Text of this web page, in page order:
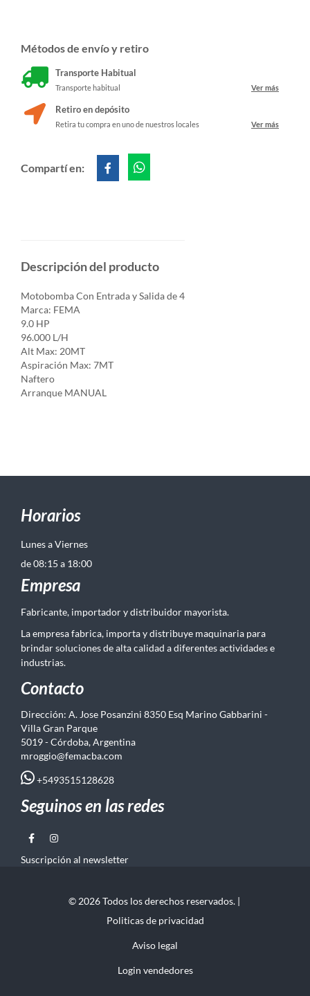
Métodos de envío y retiro
Transporte Habitual
Transporte habitual Ver más
Retiro en depósito
Retira tu compra en uno de nuestros locales Ver más
Compartí en:
Descripción del producto
Motobomba Con Entrada y Salida de 4
Marca: FEMA
9.0 HP
96.000 L/H
Alt Max: 20MT
Aspiración Max: 7MT
Naftero
Arranque MANUAL
Horarios
Lunes a Viernes
de 08:15 a 18:00
Empresa
Fabricante, importador y distribuidor mayorista.
La empresa fabrica, importa y distribuye maquinaria para
brindar soluciones de alta calidad a diferentes actividades e
industrias.
Contacto
Dirección: A. Jose Posanzini 8350 Esq Marino Gabbarini -
Villa Gran Parque
5019 - Córdoba, Argentina
mroggio@femacba.com
+5493515128628
Seguinos en las redes
Suscripción al newsletter
© 2026 Todos los derechos reservados. |
Politicas de privacidad
Aviso legal
Login vendedores